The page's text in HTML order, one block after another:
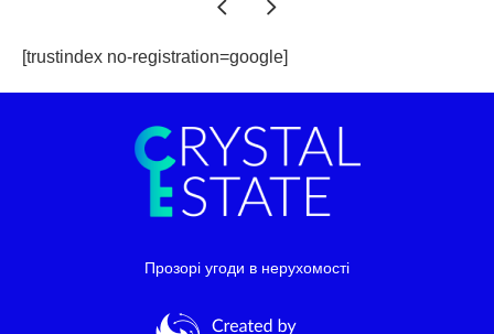
[trustindex no-registration=google]
Прозорі угоди в нерухомості